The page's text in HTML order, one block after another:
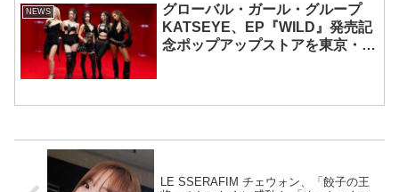
NEWS
グローバル・ガール・グループ
KATSEYE、EP『WILD』発売記
念ポップアップストアを東京・原
LE SSERAFIM チェウォン、「餃子の王